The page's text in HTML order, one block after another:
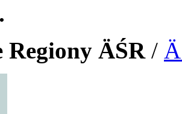
Regiony ÄŚR/